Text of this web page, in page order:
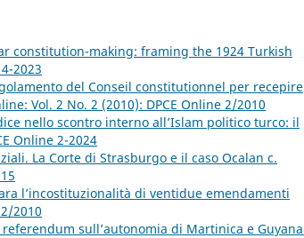
constitution-making: framing the 1924 Turkish
2023
del Conseil constitutionnel per recepire
Vol. 2 No. 2 (2010): DPCE Online 2/2010
nello scontro interno all’Islam politico turco: il
Online 2-2024
La Corte di Strasburgo e il caso Ocalan c.
l’incostituzionalità di ventidue emendamenti
2010
sull’autonomia di Martinica e Guyana